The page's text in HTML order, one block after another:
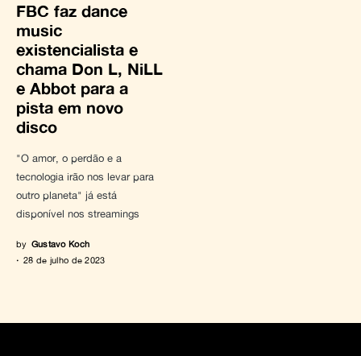
FBC faz dance
music
existencialista e
chama Don L, NiLL
e Abbot para a
pista em novo
disco
"O amor, o perdão e a
tecnologia irão nos levar para
outro planeta" já está
disponível nos streamings
by Gustavo Koch
28 de julho de 2023